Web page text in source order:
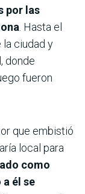
por las
. Hasta el
la ciudad y
donde
fueron
que embistió
local para
como
él se